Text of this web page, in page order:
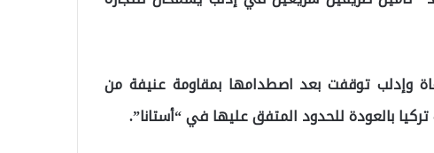
وإدلب توقفت بعد اصطدامها بمقاومة عنيفة من
بالعودة للحدود المتفق عليها في “أستانا”.